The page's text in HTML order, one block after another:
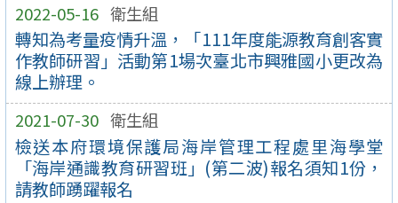
2022-05-16 衛生組
轉知為考量疫情升溫，「111年度能源教育創客實
作教師研習」活動第1場次臺北市興雅國小更改為
線上辦理。
2021-07-30 衛生組
檢送本府環境保護局海岸管理工程處里海學堂
「海岸通識教育研習班」(第二波)報名須知1份，
請教師踴躍報名